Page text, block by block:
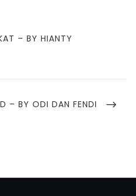
– BY HIANTY
– BY ODI DAN FENDI